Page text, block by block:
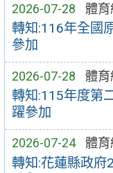
2026-07-28 體育
轉知:116年全國
參加
2026-07-28 體育
轉知:115年度第
躍參加
2026-07-24 體育
轉知:花蓮縣政府